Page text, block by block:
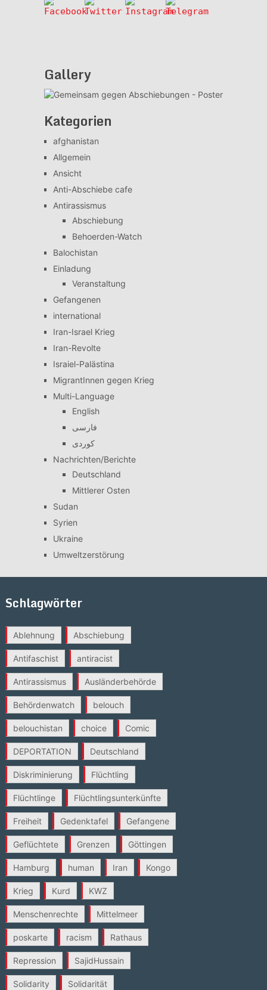
Gallery
Kategorien
afghanistan
Allgemein
Ansicht
Anti-Abschiebe cafe
Antirassismus
Abschiebung
Behoerden-Watch
Balochistan
Einladung
Veranstaltung
Gefangenen
international
Iran-Israel Krieg
Iran-Revolte
Israiel-Palästina
MigrantInnen gegen Krieg
Multi-Language
English
فارسی
کوردی
Nachrichten/Berichte
Deutschland
Mittlerer Osten
Sudan
Syrien
Ukraine
Umweltzerstörung
Schlagwörter
Ablehnung Abschiebung
Antifaschist antiracist
Antirassismus Ausländerbehörde
Behördenwatch belouch
belouchistan choice Comic
DEPORTATION Deutschland
Diskriminierung Flüchtling
Flüchtlinge Flüchtlingsunterkünfte
Freiheit Gedenktafel Gefangene
Geflüchtete Grenzen Göttingen
Hamburg human Iran Kongo
Krieg Kurd KWZ
Menschenrechte Mittelmeer
poskarte racism Rathaus
Repression SajidHussain
Solidarity Solidarität